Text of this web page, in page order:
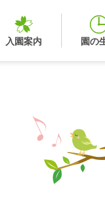
入園案内 園の